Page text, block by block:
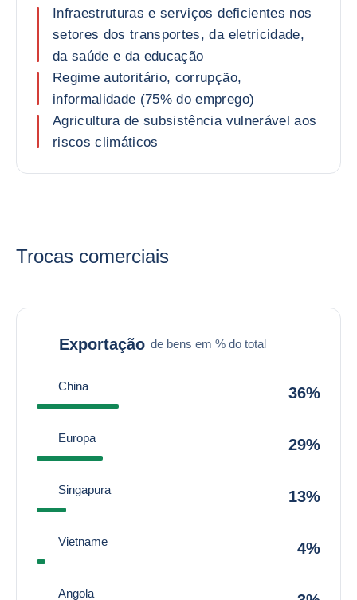
Infraestruturas e serviços deficientes nos
setores dos transportes, da eletricidade,
da saúde e da educação
Regime autoritário, corrupção,
informalidade (75% do emprego)
Agricultura de subsistência vulnerável aos
riscos climáticos
Trocas comerciais
Exportação de bens em % do total
China 36%
Europa 29%
Singapura 13%
Vietname 4%
Angola